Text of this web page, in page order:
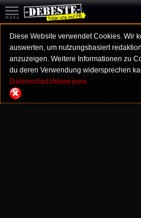
Diese Website verwendet Cookies. Wir
auswerten, um nutzungsbasiert
anzuzeigen. Weitere Informationen zu
du deren Verwendung widersprechen
Datenschutzhinweisen.